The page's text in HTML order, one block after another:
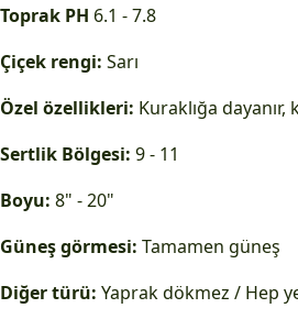
Toprak PH 6.1 - 7.8
Çiçek rengi: Sarı
Özel özellikleri: Kuraklığa
Sertlik Bölgesi: 9 - 11
Boyu: 8" - 20"
Güneş görmesi: Tamamen güneş
Diğer türü: Yaprak dökmez / Hep